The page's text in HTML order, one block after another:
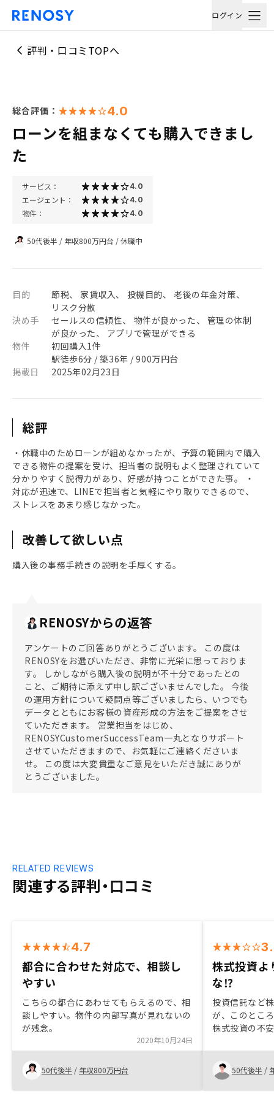
ログイン
評判・口コミTOPへ
総合評価： 4.0
ローンを組まなくても購入できまし
た
サービス： 4.0
エージェント： 4.0
物件： 4.0
50代後半 / 年収800万円台 /休職中
目的
節税、 家賃収入、 投機目的、 老後の年金対策、
リスク分散
決め手
セールスの信頼性、 物件が良かった、 管理の体制
が良かった、 アプリで管理ができる
物件
初回購入1件
駅徒歩6分 / 築36年 / 900万円台
掲載日
2025年02月23日
総評
・休職中のためローンが組めなかったが、予算の範囲内で購入
できる物件の提案を受け、担当者の説明もよく整理されていて
分かりやすく説得力があり、好感が持つことができた事。 ・
対応が迅速で、LINEで担当者と気軽にやり取りできるので、
ストレスをあまり感じなかった。
改善して欲しい点
購入後の事務手続きの説明を手厚くする。
RENOSYからの返答
アンケートのご回答ありがとうございます。 この度は
RENOSYをお選びいただき、非常に光栄に思っておりま
す。 しかしながら購入後の説明が不十分であったとの
こと、ご期待に添えず申し訳ございませんでした。 今後
の運用方針について疑問点等ございましたら、いつでも
データとともにお客様の資産形成の方法をご提案をさせ
ていただきます。 営業担当をはじめ、
RENOSYCustomerSuccessTeam一丸となりサポート
させていただきますので、お気軽にご連絡くださいま
せ。 この度は大変貴重なご意見をいただき誠にありが
とうございました。
関連する評判・口コミ
RELATED REVIEWS
4.7
都合に合わせた対応で、相談し
やすい
こちらの都合にあわせてもらえるので、相
談しやすい。物件の内部写真が見れないの
が残念。
2020年10月24日
50代後半 / 年収800万円台
株式投資よ
な⁉︎
投資信託など
が、このとこ
株式投資の不
投資も考えた
り利益になら
しっかりとし
は未知数です。
50代後半 /